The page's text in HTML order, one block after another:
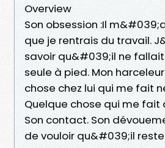
Overview
Son obsession :Il
que je rentrais du travail.
savoir qu&#039;il ne
seule à pied. Mon
chose chez lui qui me fait
Quelque chose qui me fait
Son contact. Son
de vouloir qu&#039;il